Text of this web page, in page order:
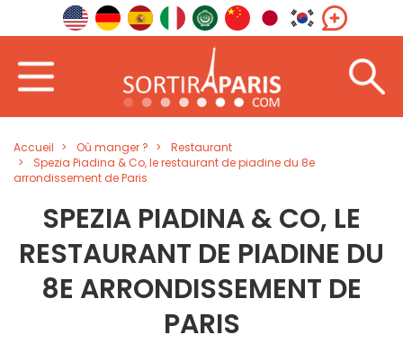
Accueil Où manger ?
Restaurant
Spezia Piadina & Co, le restaurant de piadine du 8e
arrondissement de Paris
SPEZIA PIADINA & CO, LE
RESTAURANT DE PIADINE DU
8E ARRONDISSEMENT DE
PARIS